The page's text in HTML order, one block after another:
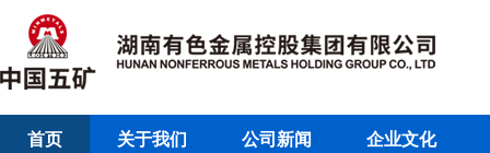
首页 关于我们 公司新闻 企业文化